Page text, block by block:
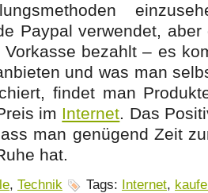
Paypal verwendet,
Vorkasse bezahlt – es
und was man
findet man
im Internet. Das
man genügend Zeit
hat.
, Technik Tags: Internet,